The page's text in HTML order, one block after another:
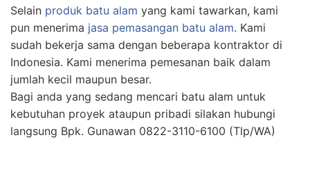
Selain produk batu alam yang kami tawarkan, kami
pun menerima jasa pemasangan batu alam. Kami
sudah bekerja sama dengan beberapa kontraktor di
Indonesia. Kami menerima pemesanan baik dalam
jumlah kecil maupun besar.
Bagi anda yang sedang mencari batu alam untuk
kebutuhan proyek ataupun pribadi silakan hubungi
langsung Bpk. Gunawan 0822-3110-6100 (Tlp/WA)